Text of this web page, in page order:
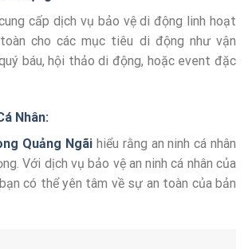
cấp dịch vụ bảo vệ di động linh hoạt
cho các mục tiêu di động như vận
báu, hội thảo di động, hoặc event đặc
Nhân:
Quảng Ngãi hiểu rằng an ninh cá nhân
Với dịch vụ bảo vệ an ninh cá nhân của
có thể yên tâm về sự an toàn của bản